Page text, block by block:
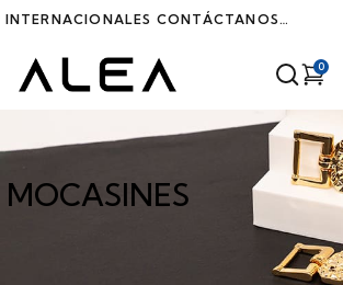
INTERNACIONALES CONTÁCTANOS
0
MOCASINES